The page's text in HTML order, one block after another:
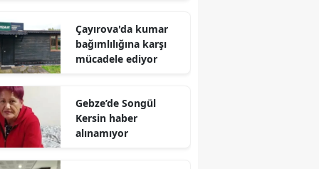
Hatay
Mersin
İstanbul
Çayırova'da kumar
bağımlılığına karşı
mücadele ediyor
Gebze’de Songül
Kersin haber
alınamıyor